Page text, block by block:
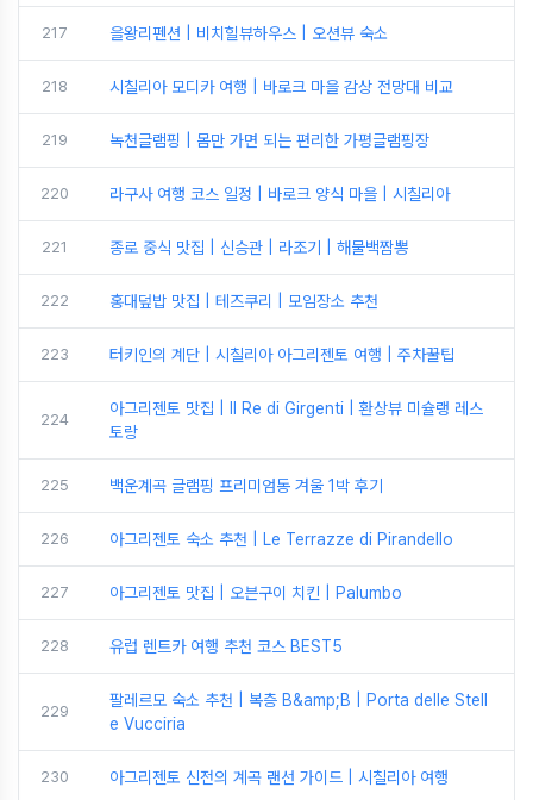
217 을왕리펜션 | 비치힐뷰하우스 | 오션뷰 숙소
218 시칠리아 모디카 여행 | 바로크 마을 감상 전망대 비교
219 녹천글램핑 | 몸만 가면 되는 편리한 가평글램핑장
220 라구사 여행 코스 일정 | 바로크 양식 마을 | 시칠리아
221 종로 중식 맛집 | 신승관 | 라조기 | 해물백짬뽕
222 홍대덮밥 맛집 | 테즈쿠리 | 모임장소 추천
223 터키인의 계단 | 시칠리아 아그리젠토 여행 | 주차꿀팁
224
아그리젠토 맛집 | Il Re di Girgenti | 환상뷰 미슐랭 레스
토랑
225 백운계곡 글램핑 프리미엄동 겨울 1박 후기
226 아그리젠토 숙소 추천 | Le Terrazze di Pirandello
227 아그리젠토 맛집 | 오븐구이 치킨 | Palumbo
228 유럽 렌트카 여행 추천 코스 BEST5
229
팔레르모 숙소 추천 | 복층 B&amp;B | Porta delle Stell
e Vucciria
230 아그리젠토 신전의 계곡 랜선 가이드 | 시칠리아 여행